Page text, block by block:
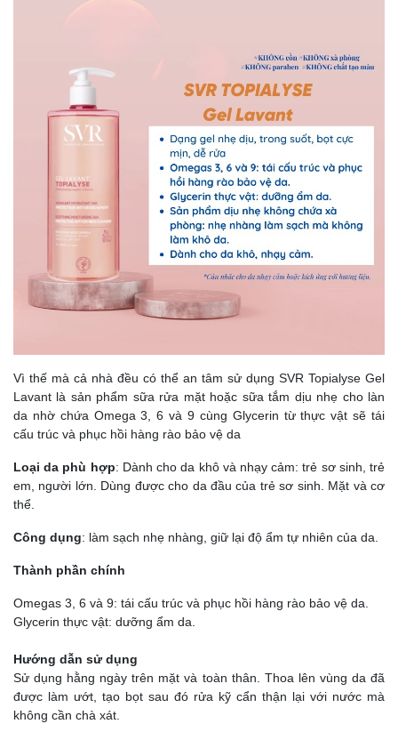
Vì thế mà cả nhà đều có thể an tâm sử dụng SVR Topialyse Gel
Lavant là sản phẩm sữa rửa mặt hoặc sữa tắm dịu nhẹ cho làn
da nhờ chứa Omega 3, 6 và 9 cùng Glycerin từ thực vật sẽ tái
cấu trúc và phục hồi hàng rào bảo vệ da
Loại da phù hợp: Dành cho da khô và nhạy cảm: trẻ sơ sinh, trẻ
em, người lớn. Dùng được cho da đầu của trẻ sơ sinh. Mặt và cơ
thể.
Công dụng: làm sạch nhẹ nhàng, giữ lại độ ẩm tự nhiên của da.
Thành phần chính
Omegas 3, 6 và 9: tái cấu trúc và phục hồi hàng rào bảo vệ da.
Glycerin thực vật: dưỡng ẩm da.
Hướng dẫn sử dụng
Sử dụng hằng ngày trên mặt và toàn thân. Thoa lên vùng da đã
được làm ướt, tạo bọt sau đó rửa kỹ cẩn thận lại với nước mà
không cần chà xát.